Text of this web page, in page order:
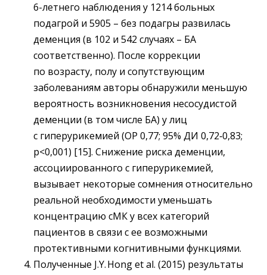
6-летнего наблюдения у 1214 больных
подагрой и 5905 – ​без подагры развилась
деменция (в 102 и 542 случаях – ​БА
соответственно). После коррекции
по возрасту, полу и сопутствующим
заболеваниям авторы обнаружили меньшую
вероятность возникновения несосудистой
деменции (в том числе БА) у лиц
с гиперурикемией (ОР 0,77; 95% ДИ 0,72‑0,83;
р<0,001) [15]. Снижение риска деменции,
ассоциированного с гиперурикемией,
вызывает некоторые сомнения относительно
реальной необходимости уменьшать
концентрацию сМК у всех категорий
пациентов в связи с ее возможными
протективными когнитивными функциями.
Полученные J.Y. Hong et al. (2015) результаты